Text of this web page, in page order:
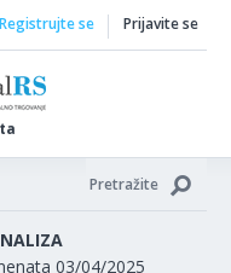
Registrujte se Prijavite se
Pretražite
03/04/2025